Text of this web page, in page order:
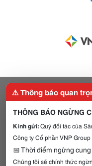
⚠️ Thông báo quan
THÔNG BÁO NGỪNG
Kính gửi:Quý đối tác của
Công ty Cổ phần VNP
📅 Thời điểm ngừng
Chúng tôi sẽ chính thức